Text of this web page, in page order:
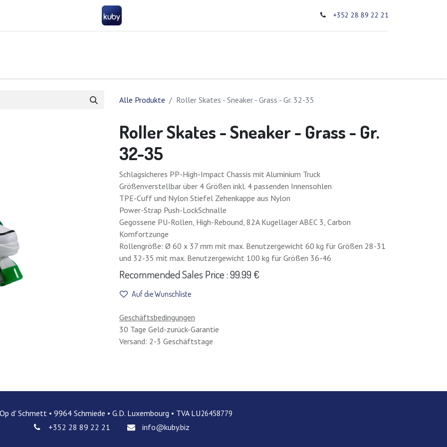
+352 28 89 22 21
Alle Produkte Roller Skates - Sneaker - Grass - Gr. 32-35
Roller Skates - Sneaker - Grass - Gr.
32-35
Schlagsicheres PP-High-Impact Chassis mit Aluminium Truck
Größenverstellbar über 4 Größen inkl. 4 passenden Innensohlen
TPE-Cuff und Nylon Stiefel Zehenkappe aus Nylon
Power-Strap Push-LockSchnalle
Gegossene PU-Rollen, High-Rebound, 82A Kugellager ABEC 3, Carbon
Komfortzunge
Rollengröße: Ø 60 x 37 mm mit max. Benutzergewicht 60 kg für Größen 28-31
und 32-35 mit max. Benutzergewicht 100 kg für Größen 36-46
Recommended Sales Price : 99.99 €
Auf die Wunschliste
Geschäftsbedingungen
30 Tage Geld-zurück-Garantie
Versand: 2-3 Geschäftstage
d' Schmett • 9964 Schmiede • G.D. Luxembourg • TVA LU26458779
+352 28 89 22 21 info@kuby.biz